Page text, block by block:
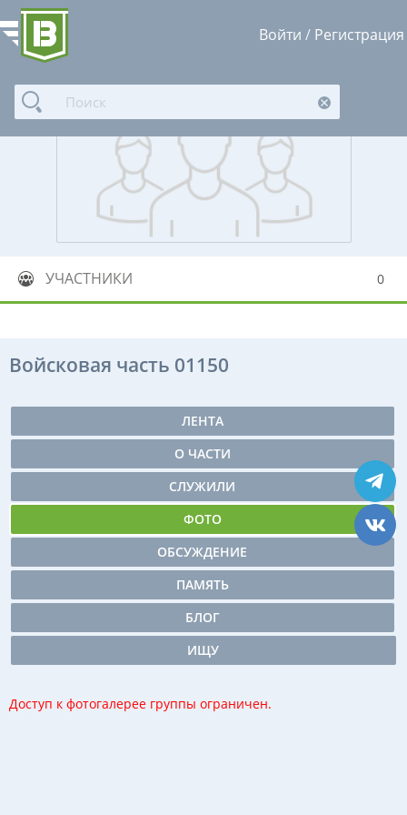
Войти / Регистрация
УЧАСТНИКИ 0
Войсковая часть 01150
ЛЕНТА
О ЧАСТИ
СЛУЖИЛИ
ФОТО
ОБСУЖДЕНИЕ
ПАМЯТЬ
БЛОГ
ИЩУ
Доступ к фотогалерее группы ограничен.